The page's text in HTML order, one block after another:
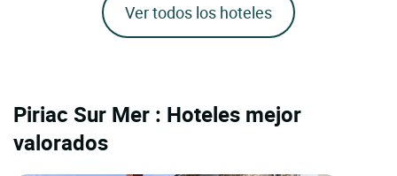
Ver todos los hoteles
Piriac Sur Mer : Hoteles mejor
valorados